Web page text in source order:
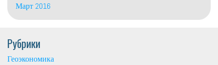
Март 2016
Рубрики
Геоэкономика